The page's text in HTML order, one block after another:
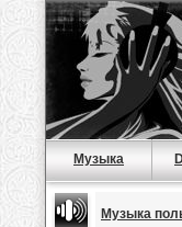
Музыка
Музыка